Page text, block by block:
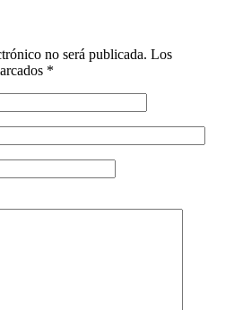
no será publicada. Los
*